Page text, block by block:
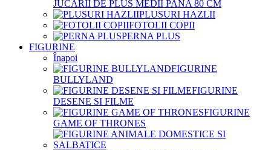
JUCARII DE PLUS MEDII PANA 80 CM
PLUSURI HAZLII
FOTOLII COPII
PERNA PLUS
FIGURINE
Înapoi
FIGURINE
BULLYLAND
FIGURINE
DESENE SI FILME
FIGURINE
GAME OF THRONES